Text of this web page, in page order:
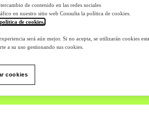
de contenido en las redes sociales
en nuestro sitio web Consulta la política de cookies.
de cookies.
será aún mejor. Si no acepta, se utilizarán cookies
a su uso gestionando sus cookies.
cookies